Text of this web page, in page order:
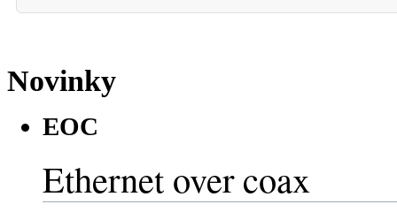
Novinky
EOC
Ethernet over coax